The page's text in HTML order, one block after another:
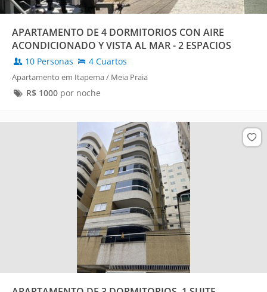
APARTAMENTO DE 4 DORMITORIOS CON AIRE
ACONDICIONADO Y VISTA AL MAR - 2 ESPACIOS
10 Personas 4 Cuartos
Apartamento em Itapema / Meia Praia
R$ 1000por noche